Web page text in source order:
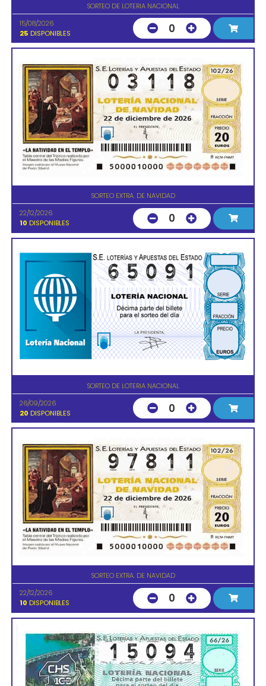
SORTEO DE LOTERIA NACIONAL
15/08/2026
25 DISPONIBLES 0
SORTEO EXTRA. DE NAVIDAD
22/12/2026
10 DISPONIBLES 0
SORTEO DE LOTERIA NACIONAL
26/09/2026
20 DISPONIBLES 0
SORTEO EXTRA. DE NAVIDAD
22/12/2026
10 DISPONIBLES 0